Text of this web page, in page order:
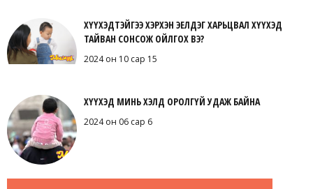
ХҮҮХЭДТЭЙГЭЭ ХЭРХЭН ЭЕЛДЭГ ХАРЬЦВАЛ ХҮҮХЭД
ТАЙВАН СОНСОЖ ОЙЛГОХ ВЭ?
2024 он 10 сар 15
ХҮҮХЭД МИНЬ ХЭЛД ОРОЛГҮЙ УДАЖ БАЙНА
2024 он 06 сар 6